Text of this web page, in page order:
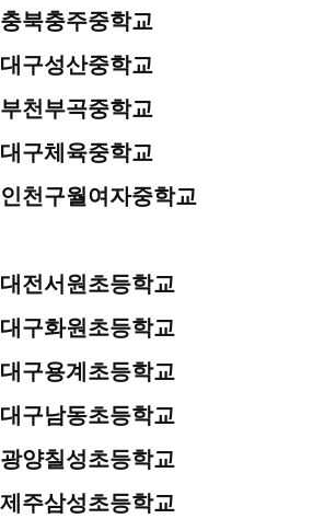
충북충주중학교
대구성산중학교
부천부곡중학교
대구체육중학교
인천구월여자중학교
대전서원초등학교
대구화원초등학교
대구용계초등학교
대구남동초등학교
광양칠성초등학교
제주삼성초등학교